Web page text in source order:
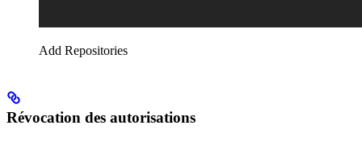
Add Repositories
Révocation des autorisations